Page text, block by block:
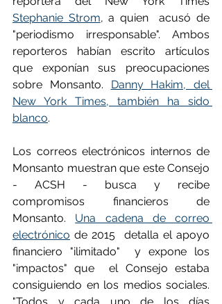
Stephanie Strom, a quien  acusó de
"periodismo irresponsable". Ambos
reporteros habían escrito artículos
que exponían sus preocupaciones
sobre Monsanto. Danny Hakim, del
New York Times, también ha sido
blanco.
Los correos electrónicos internos de
Monsanto muestran que este Consejo
- ACSH - busca y recibe
compromisos financieros de
Monsanto. Una cadena de correo
electrónico de 2015  detalla el apoyo
financiero "ilimitado"  y expone los
"impactos" que  el Consejo estaba
consiguiendo en los medios sociales.